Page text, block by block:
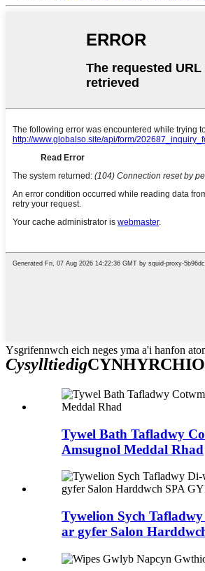
Ysgrifennwch eich neges yma a'i hanfon
Cysylltiedig
Tywel Bath Tafladwy
Amsugnol Meddal Rhad
Tywelion Sych
ar gyfer Salon